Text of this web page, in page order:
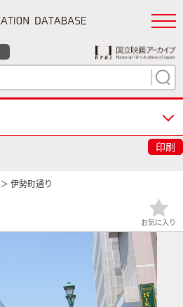
印刷
＞ 伊勢町通り
お気に入り